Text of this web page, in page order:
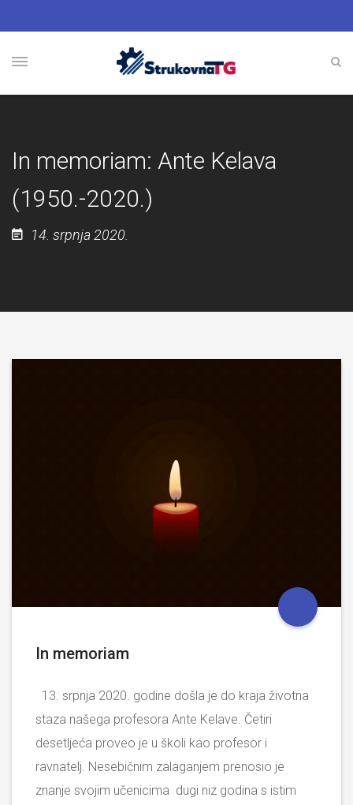
In memoriam: Ante Kelava
(1950.-2020.)
14. srpnja 2020.
In memoriam
13. srpnja 2020. godine došla je do kraja životna
staza našega profesora Ante Kelave. Četiri
desetljeća proveo je u školi kao profesor i
ravnatelj. Nesebičnim zalaganjem prenosio je
znanje svojim učenicima dugi niz godina s istim